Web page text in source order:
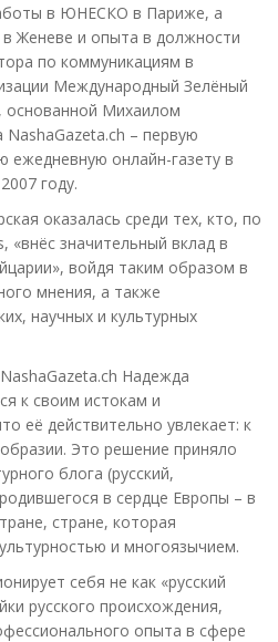
в ЮНЕСКО в Париже, а
Женеве и опыта в должности
по коммуникациям в
Международный Зелёный
основанной Михаилом
– первую
ежедневную онлайн-газету в
году.
оказалась среди тех, кто, по
«внёс значительный вклад в
войдя таким образом в
мнения, а также
научных и культурных
Надежда
к своим истокам и
её действительно увлекает: к
Это решение приняло
блога (русский,
в сердце Европы – в
стране, которая
и многоязычием.
себя не как «русский
русского происхождения,
опыта в сфере